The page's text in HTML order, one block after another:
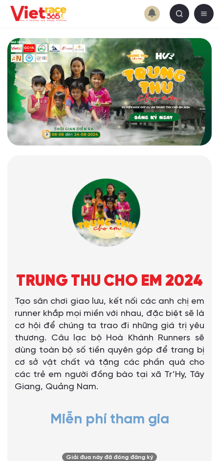
TRUNG THU CHO EM 2024
Tạo sân chơi giao lưu, kết nối các anh chị em
runner khắp mọi miền với nhau, đặc biệt sẽ là
cơ hội để chúng ta trao đi những giá trị yêu
thương. Câu lạc bộ Hoà Khánh Runners sẽ
dùng toàn bộ số tiền quyên góp để trang bị
cơ sở vật chất và tặng các phần quà cho
các trẻ em người đồng bào tại xã Tr’Hy, Tây
Giang, Quảng Nam.
Miễn phí tham gia
Giải đua này đã đóng đăng ký